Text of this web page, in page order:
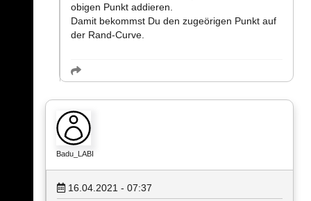
obigen Punkt addieren.
Damit bekommst Du den zugeörigen Punkt auf
der Rand-Curve.
Badu_LABI
16.04.2021 - 07:37